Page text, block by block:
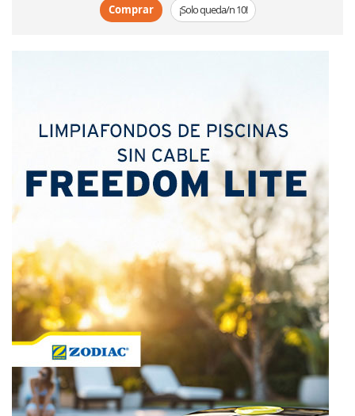
Comprar ¡Solo queda/n 10!